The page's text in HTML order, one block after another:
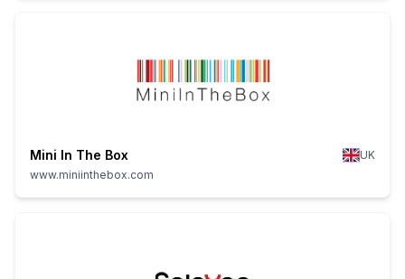
Mini In The Box
UK
www.miniinthebox.com